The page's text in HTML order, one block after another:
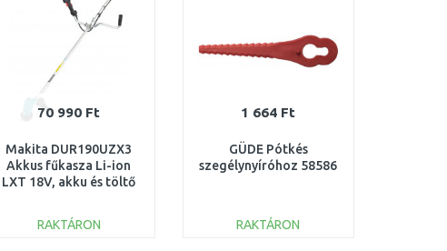
70 990 Ft
Makita DUR190UZX3
Akkus fűkasza Li-ion
LXT 18V, akku és töltő
RAKTÁRON
1 664 Ft
GÜDE Pótkés
szegélynyíróhoz 58586
RAKTÁRON